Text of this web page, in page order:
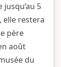
5
elle restera
père
août
du